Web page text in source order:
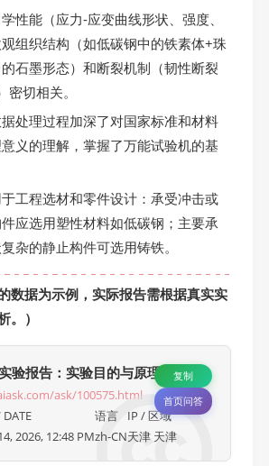
性能（应力-应变曲线形状、强度、
组织结构（如低碳钢中的铁素体+珠
石墨形态）和断裂机制（韧性断裂
切相关。
处理过程加深了对国家标准和材料
义的理解，掌握了万能试验机的基
工程选材和零件设计：承受冲击或
应选用塑性材料如低碳钢；主要承
杂的静止构件可选用铸铁。
数据为示例，实际报告需根据真实实
。）
验报告：实验目的与原理详解
ask/100575.html
2026, 12:48 PM
语言
zh-CN
IP / 区域
天津 天津
复制
首页问答